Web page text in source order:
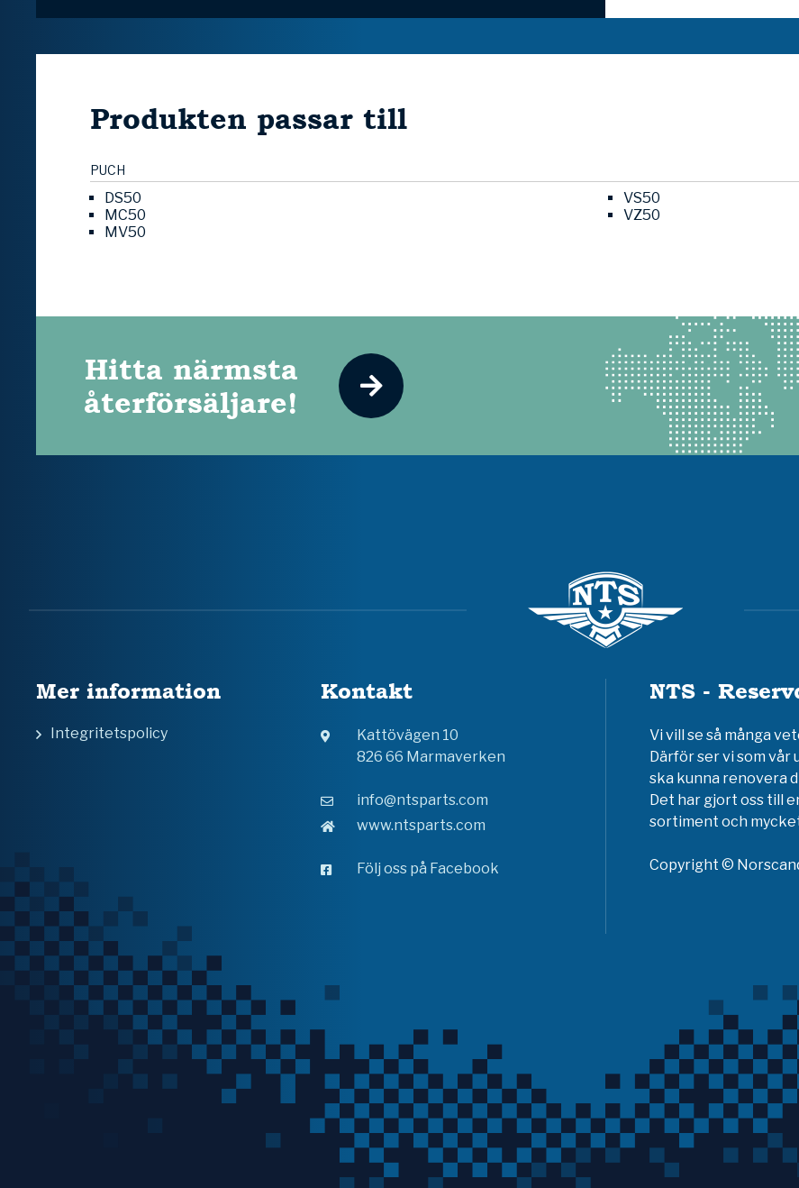
Produkten passar till
PUCH
DS50
MC50
MV50
VS50
VZ50
Hitta närmsta
återförsäljare!
Mer information
Integritetspolicy
Kontakt
Kattövägen 10
826 66 Marmaverken
info@ntsparts.com
www.ntsparts.com
Följ oss på Facebook
NTS -
Vi vill se så många
Därför ser vi som
ska kunna renovera
Det har gjort oss till
sortiment och
Copyright ©